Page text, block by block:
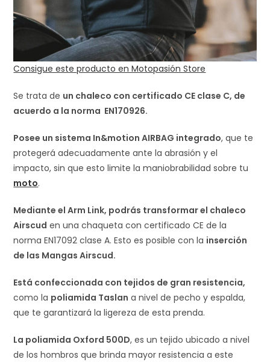
Consigue este producto en Motopasión Store
Se trata de un chaleco con certificado CE clase C, de
acuerdo a la norma EN170926.
Posee un sistema In&motion AIRBAG integrado, que te
protegerá adecuadamente ante la abrasión y el
impacto, sin que esto limite la maniobrabilidad sobre tu
moto.
Mediante el Arm Link, podrás transformar el chaleco
Airscud en una chaqueta con certificado CE de la
norma EN17092 clase A. Esto es posible con la inserción
de las Mangas Airscud.
Está confeccionada con tejidos de gran resistencia,
como la poliamida Taslan a nivel de pecho y espalda,
que te garantizará la ligereza de esta prenda.
La poliamida Oxford 500D, es un tejido ubicado a nivel
de los hombros que brinda mayor resistencia a este